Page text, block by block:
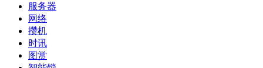
服务器
网络
攒机
时讯
图赏